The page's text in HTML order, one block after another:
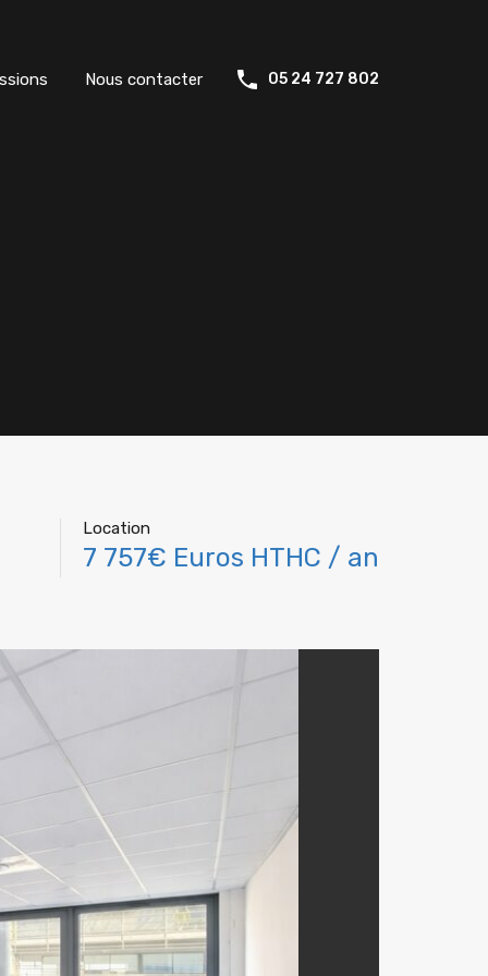
Nous contacter 05 24 727 802
Location
7 757€ Euros HTHC / an